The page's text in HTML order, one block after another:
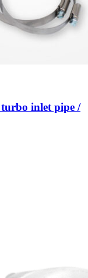
inlet pipe /